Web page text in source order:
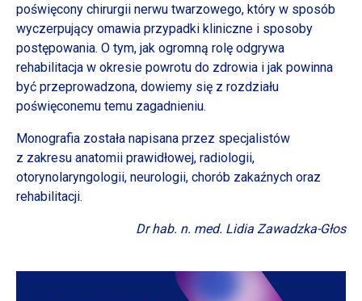
poświęcony chirurgii nerwu twarzowego, który w sposób
wyczerpujący omawia przypadki kliniczne i sposoby
postępowania. O tym, jak ogromną rolę odgrywa
rehabilitacja w okresie powrotu do zdrowia i jak powinna
być przeprowadzona, dowiemy się z rozdziału
poświęconemu temu zagadnieniu.
Monografia została napisana przez specjalistów
z zakresu anatomii prawidłowej, radiologii,
otorynolaryngologii, neurologii, chorób zakaźnych oraz
rehabilitacji.
Dr hab. n. med. Lidia Zawadzka-Głos